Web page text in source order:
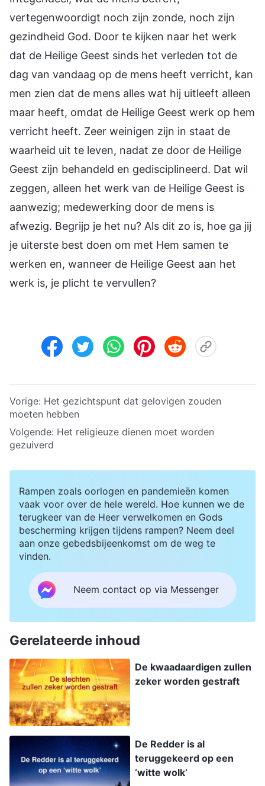
vertegenwoordigt noch zijn zonde, noch zijn
gezindheid God. Door te kijken naar het werk
dat de Heilige Geest sinds het verleden tot de
dag van vandaag op de mens heeft verricht, kan
men zien dat de mens alles wat hij uitleeft alleen
maar heeft, omdat de Heilige Geest werk op hem
verricht heeft. Zeer weinigen zijn in staat de
waarheid uit te leven, nadat ze door de Heilige
Geest zijn behandeld en gedisciplineerd. Dat wil
zeggen, alleen het werk van de Heilige Geest is
aanwezig; medewerking door de mens is
afwezig. Begrijp je het nu? Als dit zo is, hoe ga jij
je uiterste best doen om met Hem samen te
werken en, wanneer de Heilige Geest aan het
werk is, je plicht te vervullen?
Vorige: Het gezichtspunt dat gelovigen zouden
moeten hebben
Volgende: Het religieuze dienen moet worden
gezuiverd
Rampen zoals oorlogen en pandemieën komen
vaak voor over de hele wereld. Hoe kunnen we de
terugkeer van de Heer verwelkomen en Gods
bescherming krijgen tijdens rampen? Neem deel
aan onze gebedsbijeenkomst om de weg te
vinden.
Neem contact op via Messenger
Gerelateerde inhoud
De kwaadaardigen zullen
zeker worden gestraft
De Redder is al
teruggekeerd op een
‘witte wolk’